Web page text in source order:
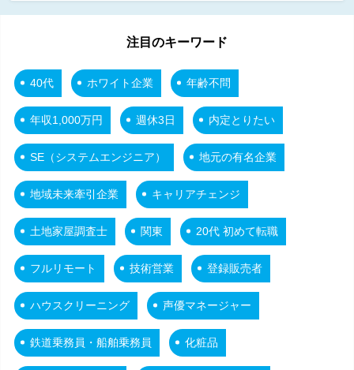
注目のキーワード
40代 ホワイト企業 年齢不問
年収1,000万円 週休3日 内定とりたい
SE（システムエンジニア） 地元の有名企業
地域未来牽引企業 キャリアチェンジ
土地家屋調査士 関東 20代 初めて転職
フルリモート 技術営業 登録販売者
ハウスクリーニング 声優マネージャー
鉄道乗務員・船舶乗務員 化粧品